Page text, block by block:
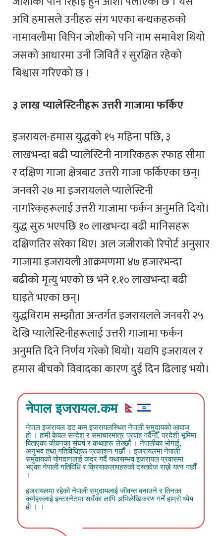
अघि हमासले उनीहरु संग भएका बन्धकहरुको
नामावलीमा विपिन जोशीको पनि नाम समावेश थियो
जसको आधारमा उनी जिवितै र सुरक्षित रहेको
बिश्वास गरिएको छ ।
३ लाख प्यालेस्टिनीहरू उत्तरी गाजामा फर्किए
इजरायल-हमास युद्धको १५ महिना पछि, ३
लाखभन्दा बढी प्यालेस्टिनी नागरिकहरू रफाह सीमा
र दक्षिण गाजा क्षेत्रबाट उत्तरी गाजा फर्किएका छन्।
जनवरी २७ मा इजरायलले प्यालेस्टिनी
नागरिकहरूलाई उत्तरी गाजामा फर्कन अनुमति दियो।
युद्ध सुरु भएपछि १० लाखभन्दा बढी मानिसहरू
दक्षिणतिर सरेका थिए। अल जजीराको रिपोर्ट अनुसार
गाजामा इजरायली आक्रमणमा ४७ हजारभन्दा
बढीको मृत्यु भएको छ भने १.१० लाखभन्दा बढी
घाइते भएका छन्।
युद्धविराम सम्झौता अन्तर्गत इजरायलले जनवरी २५
देखि प्यालेस्टिनीहरूलाई उत्तरी गाजामा फर्कन
अनुमति दिने निर्णय गरेको थियो। यद्यपि इजरायल र
हमास बीचको विवादका कारण दुई दिन ढिलाइ भयो।
नेपाल इजरायल.कम
नेपाल इजरायल डट कम इजरायलस्थित नेपाली समुदायको आवाज
हो । हामी केवल सन्देश र समाचारमात्र प्रवाह गर्दैनौँ, परदेशी भूमिमा
बिताएका जीवनका संघर्ष र कथाहरू लेख्छौं । नेपालीका भोगाई,
अनुभव तथा गतिविधिहरू प्रकाशन गर्छौं । इजरायलमा नेपाली
समुदायको योगदानलाई कदर गर्दै यथासम्भव इजरायल प्रवासमा
भएका नेपाली गतिविधि र क्रियाकलापहरुको दस्तावेज राख्ने यत्न गर्छौं
।
इजरायलमा रहेको नेपाली समुदायलाई जीवन्त बनाउने र तिनका
कर्महरुलाई इन्टरनेटमा सधैंका लागि अभिलेखिकरण गर्ने हाम्रो ध्येय
हो । ।